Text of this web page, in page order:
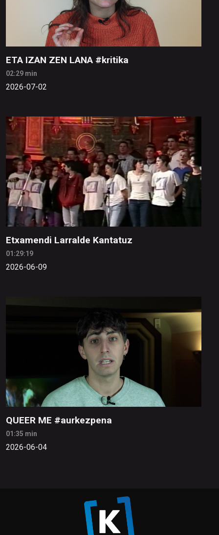
ETA IZAN ZEN LANA #kritika
02:29 min
2026-07-02
Etxamendi Larralde Kantatuz
01:29:19
2026-06-09
QUEER ME #aurkezpena
01:35 min
2026-06-04